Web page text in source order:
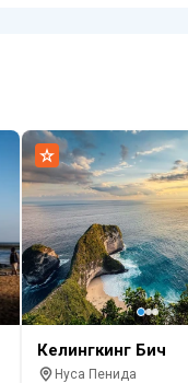
Келингкинг Бич
Нуса Пенида